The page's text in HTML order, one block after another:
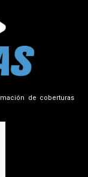
de coberturas